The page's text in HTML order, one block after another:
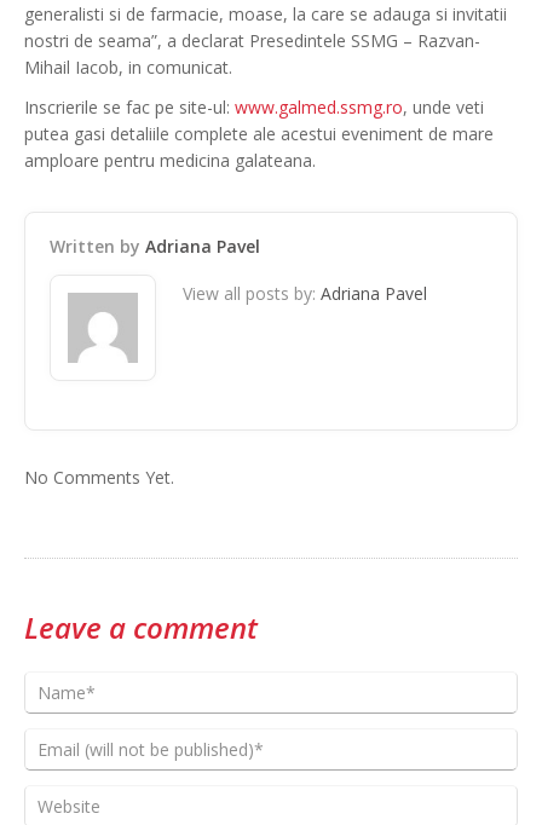
generalisti si de farmacie, moase, la care se adauga si invitatii
nostri de seama”, a declarat Presedintele SSMG – Razvan-
Mihail Iacob, in comunicat.
Inscrierile se fac pe site-ul: www.galmed.ssmg.ro, unde veti
putea gasi detaliile complete ale acestui eveniment de mare
amploare pentru medicina galateana.
Written by Adriana Pavel
View all posts by: Adriana Pavel
No Comments Yet.
Leave a comment